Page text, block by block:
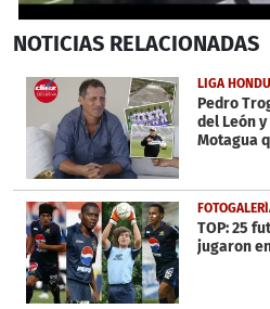
seconds
1
minute,
seconds
NOTICIAS RELACIONADAS
LIGA
Pedro
del León
Motagua
TOP: 25
jugaron